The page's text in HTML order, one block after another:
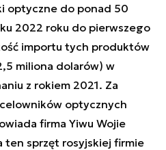
optyczne do ponad 50
2022 roku do pierwszego
importu tych produktów
miliona dolarów) w
z rokiem 2021. Za
optycznych
firma Yiwu Wojie
ten sprzęt rosyjskiej firmie